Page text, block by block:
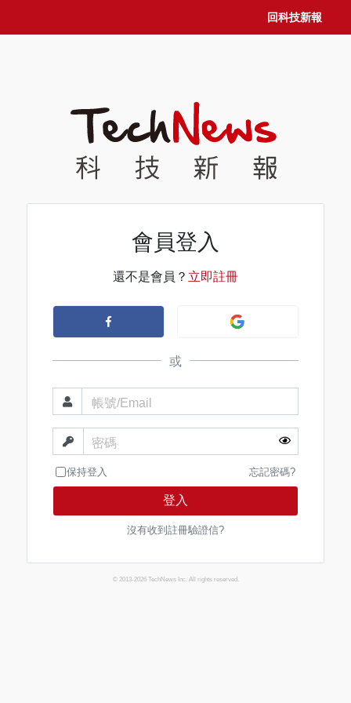
回科技新報
會員登入
還不是會員？ 立即註冊
或
帳號/Email
密碼
保持登入 忘記密碼?
登入
沒有收到註冊驗證信?
© 2013-2026 TechNews Inc. All rights reserved.